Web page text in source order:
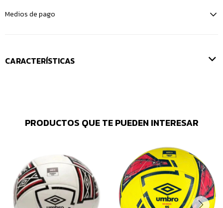
Medios de pago
CARACTERÍSTICAS
PRODUCTOS QUE TE PUEDEN INTERESAR